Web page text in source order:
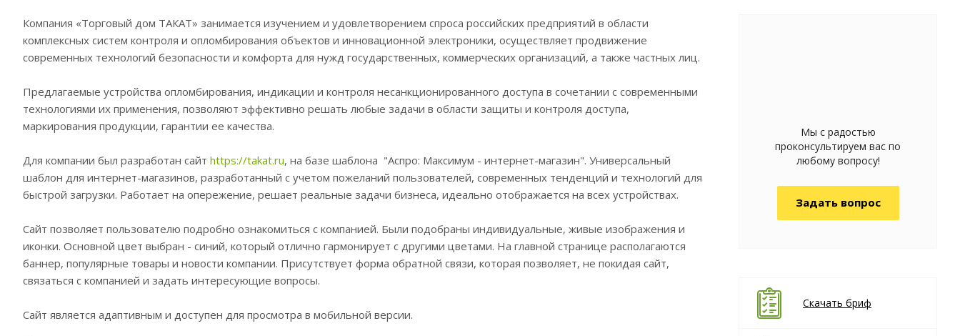
Компания «Торговый дом ТАКАТ» занимается изучением и удовлетворением спроса российских предприятий в области
комплексных систем контроля и опломбирования объектов и инновационной электроники, осуществляет продвижение
современных технологий безопасности и комфорта для нужд государственных, коммерческих организаций, а также частных лиц.
Предлагаемые устройства опломбирования, индикации и контроля несанкционированного доступа в сочетании с современными
технологиями их применения, позволяют эффективно решать любые задачи в области защиты и контроля доступа,
маркирования продукции, гарантии ее качества.
Для компании был разработан сайт https://takat.ru, на базе шаблона "Аспро: Максимум - интернет-магазин". Универсальный
шаблон для интернет-магазинов, разработанный с учетом пожеланий пользователей, современных тенденций и технологий для
быстрой загрузки. Работает на опережение, решает реальные задачи бизнеса, идеально отображается на всех устройствах.
Сайт позволяет пользователю подробно ознакомиться с компанией. Были подобраны индивидуальные, живые изображения и
иконки. Основной цвет выбран - синий, который отлично гармонирует с другими цветами. На главной странице располагаются
баннер, популярные товары и новости компании. Присутствует форма обратной связи, которая позволяет, не покидая сайт,
связаться с компанией и задать интересующие вопросы.
Сайт является адаптивным и доступен для просмотра в мобильной версии.
Мы с радостью
проконсультируем вас по
любому вопросу!
Задать вопрос
Скачать бриф